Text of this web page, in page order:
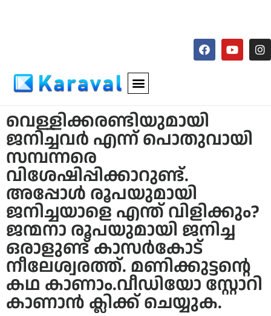
വെള്ളിക്കരണ്ടിയുമായി
ജനിച്ചവർ എന്ന് പൊതുവായി
സമ്പന്നരെ
വിശേഷിപ്പിക്കാറുണ്ട്.
അപ്പോൾ രൂപയുമായി
ജനിച്ചയാളെ എന്ത് വിളിക്കും?
ജന്മനാ രൂപയുമായി ജനിച്ച
ഒരാളുണ്ട് കാസർകോട്
നീലേശ്വരത്ത്. മണിക്കുട്ടൻ്റെ
കഥ കാണാം.വീഡിയോ സ്റ്റോറി
കാണാൻ ക്ലിക്ക് ചെയ്യുക.